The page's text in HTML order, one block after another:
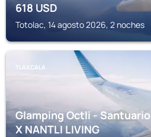
618USD
Totolac, 14 agosto 2026, 2 noches
TLAXCALA
Glamping Octli -
X NANTLI LIVING